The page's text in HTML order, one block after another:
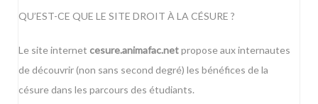
QU’EST-CE QUE LE SITE DROIT À LA CÉSURE ?
Le site internet cesure.animafac.netpropose aux internautes
de découvrir (non sans second degré) les bénéfices de la
césure dans les parcours des étudiants.